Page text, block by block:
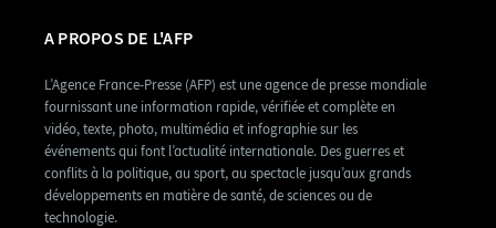
A PROPOS DE L'AFP
L’Agence France-Presse (AFP) est une agence de presse mondiale
fournissant une information rapide, vérifiée et complète en
vidéo, texte, photo, multimédia et infographie sur les
événements qui font l’actualité internationale. Des guerres et
conflits à la politique, au sport, au spectacle jusqu’aux grands
développements en matière de santé, de sciences ou de
technologie.